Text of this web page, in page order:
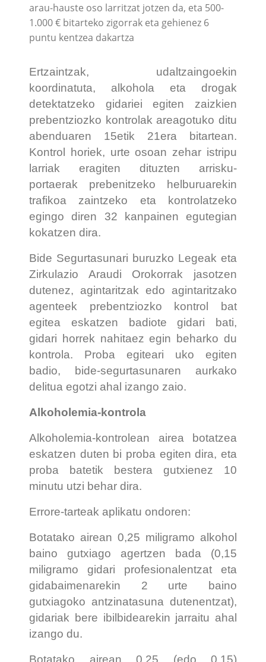
arau-hauste oso larritzat jotzen da, eta 500-
1.000 € bitarteko zigorrak eta gehienez 6
puntu kentzea dakartza
Ertzaintzak, udaltzaingoekin
koordinatuta, alkohola eta drogak
detektatzeko gidariei egiten zaizkien
prebentziozko kontrolak areagotuko ditu
abenduaren 15etik 21era bitartean.
Kontrol horiek, urte osoan zehar istripu
larriak eragiten dituzten arrisku-
portaerak prebenitzeko helburuarekin
trafikoa zaintzeko eta kontrolatzeko
egingo diren 32 kanpainen egutegian
kokatzen dira.
Bide Segurtasunari buruzko Legeak eta
Zirkulazio Araudi Orokorrak jasotzen
dutenez, agintaritzak edo agintaritzako
agenteek prebentziozko kontrol bat
egitea eskatzen badiote gidari bati,
gidari horrek nahitaez egin beharko du
kontrola. Proba egiteari uko egiten
badio, bide-segurtasunaren aurkako
delitua egotzi ahal izango zaio.
Alkoholemia-kontrola
Alkoholemia-kontrolean airea botatzea
eskatzen duten bi proba egiten dira, eta
proba batetik bestera gutxienez 10
minutu utzi behar dira.
Errore-tarteak aplikatu ondoren:
Botatako airean 0,25 miligramo alkohol
baino gutxiago agertzen bada (0,15
miligramo gidari profesionalentzat eta
gidabaimenarekin 2 urte baino
gutxiagoko antzinatasuna dutenentzat),
gidariak bere ibilbidearekin jarraitu ahal
izango du.
Botatako airean 0,25 (edo 0,15)